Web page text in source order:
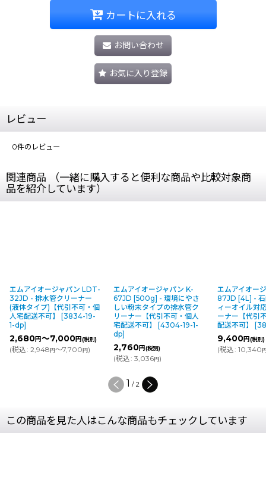
カートに入れる
お問い合わせ
お気に入り登録
レビュー
0件のレビュー
関連商品 （一緒に購入すると便利な商品や比較対象商
品を紹介しています）
エムアイオージャパン LDT-
32JD - 排水管クリーナー
(液体タイプ)【代引不可・個
人宅配送不可】
[3834-19-
1-dp]
2,680円～7,000円(税別)
(税込: 2,948円～7,700円)
エムアイオージャパン K-
67JD [500g] - 環境にやさ
しい粉末タイプの排水管ク
リーナー【代引不可・個人
宅配送不可】
[4304-19-1-
dp]
2,760円(税別)
(税込: 3,036円)
エムアイオー
87JD [4L] - 石
ィーオイル対
ーナー【代引
配送不可】
[
9,400円(税別)
(税込: 10,340
1 / 2
この商品を見た人はこんな商品もチェックしています